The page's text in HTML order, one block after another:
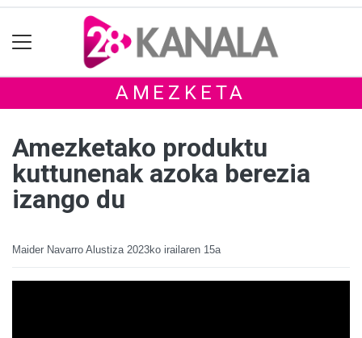
AMEZKETA
Amezketako produktu
kuttunenak azoka berezia
izango du
Maider Navarro Alustiza 2023ko irailaren 15a